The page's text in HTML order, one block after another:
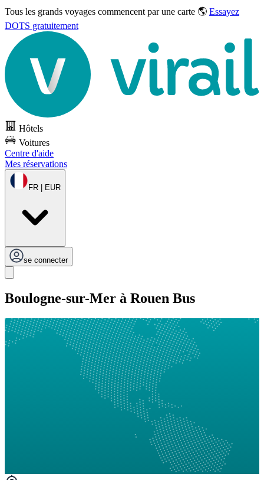
Tous les grands voyages commencent par une carte 🌎 Essayez
DOTS gratuitement
Hôtels
Voitures
Centre d'aide
Mes réservations
FR | EUR
se connecter
Boulogne-sur-Mer à Rouen Bus